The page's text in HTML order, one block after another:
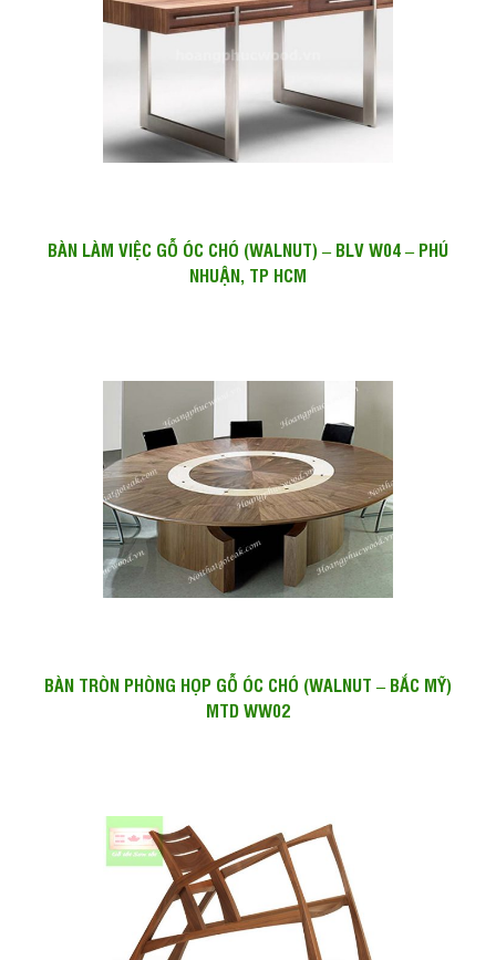
BÀN LÀM VIỆC GỖ ÓC CHÓ (WALNUT) – BLV W04 – PHÚ
NHUẬN, TP HCM
BÀN TRÒN PHÒNG HỌP GỖ ÓC CHÓ (WALNUT – BẮC MỸ)
MTD WW02